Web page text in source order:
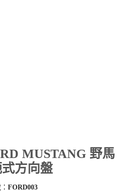
FORD003
MUSTANG 野馬
方向盤